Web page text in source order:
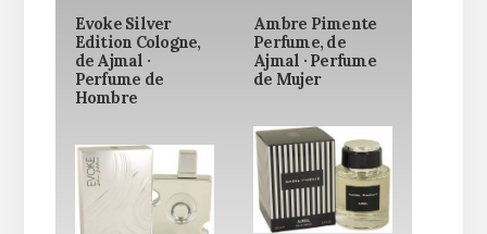
Evoke Silver
Edition Cologne,
de Ajmal ·
Perfume de
Hombre
Ambre Pimente
Perfume, de
Ajmal · Perfume
de Mujer